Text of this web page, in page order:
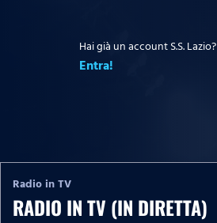
Hai già un account S.S. Lazio?
Entra!
Radio in TV
RADIO IN TV (IN DIRETTA)